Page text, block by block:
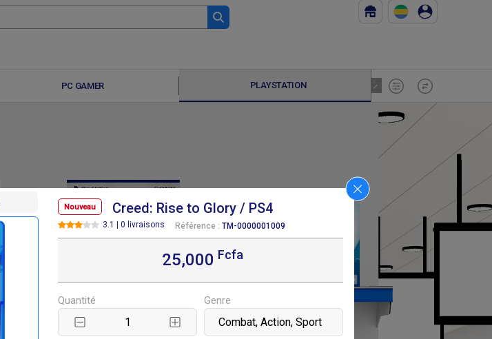
Nouveau Creed: Rise to Glory / PS4
3.1 | 0 livraisons Référence : TM-0000001009
25,000 Fcfa
Quantité Genre
PC GAMER PLAYSTATION